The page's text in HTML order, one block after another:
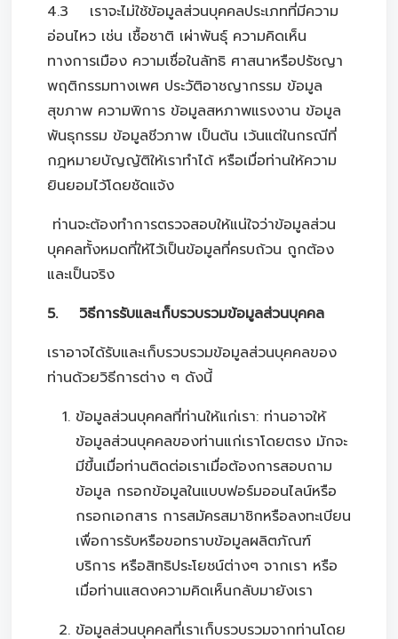
4.3 เราจะไม่ใช้ข้อมูลส่วนบุคคลประเภทที่มีความ
อ่อนไหว เช่น เชื้อชาติ เผ่าพันธุ์ ความคิดเห็น
ทางการเมือง ความเชื่อในลัทธิ ศาสนาหรือปรัชญา
พฤติกรรมทางเพศ ประวัติอาชญากรรม ข้อมูล
สุขภาพ ความพิการ ข้อมูลสหภาพแรงงาน ข้อมูล
พันธุกรรม ข้อมูลชีวภาพ เป็นต้น เว้นแต่ในกรณีที่
กฎหมายบัญญัติให้เราทำได้ หรือเมื่อท่านให้ความ
ยินยอมไว้โดยชัดแจ้ง
ท่านจะต้องทำการตรวจสอบให้แน่ใจว่าข้อมูลส่วน
บุคคลทั้งหมดที่ให้ไว้เป็นข้อมูลที่ครบถ้วน ถูกต้อง
และเป็นจริง
5. วิธีการรับและเก็บรวบรวมข้อมูลส่วนบุคคล
เราอาจได้รับและเก็บรวบรวมข้อมูลส่วนบุคคลของ
ท่านด้วยวิธีการต่าง ๆ ดังนี้
ข้อมูลส่วนบุคคลที่ท่านให้แก่เรา: ท่านอาจให้
ข้อมูลส่วนบุคคลของท่านแก่เราโดยตรง มักจะ
มีขึ้นเมื่อท่านติดต่อเราเมื่อต้องการสอบถาม
ข้อมูล กรอกข้อมูลในแบบฟอร์มออนไลน์หรือ
กรอกเอกสาร การสมัครสมาชิกหรือลงทะเบียน
เพื่อการรับหรือขอทราบข้อมูลผลิตภัณฑ์
บริการ หรือสิทธิประโยชน์ต่างๆ จากเรา หรือ
เมื่อท่านแสดงความคิดเห็นกลับมายังเรา
ข้อมูลส่วนบุคคลที่เราเก็บรวบรวมจากท่านโดย